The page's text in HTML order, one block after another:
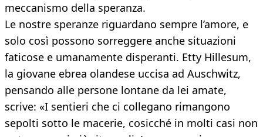
meccanismo della speranza.
Le nostre speranze riguardano sempre l’amore, e
solo così possono sorreggere anche situazioni
faticose e umanamente disperanti. Etty Hillesum,
la giovane ebrea olandese uccisa ad Auschwitz,
pensando alle persone lontane da lei amate,
scrive: «I sentieri che ci collegano rimangono
sepolti sotto le macerie, cosicché in molti casi non